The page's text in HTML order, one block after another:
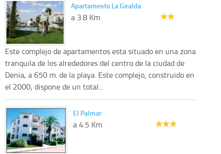
Apartamento La Giralda
a 3.8 Km
Este complejo de apartamentos esta situado en una zona
tranquila de los alrededores del centro de la ciudad de
Denia, a 650 m. de la playa. Este complejo, construido en
el 2000, dispone de un total...
El Palmar
a 4.5 Km